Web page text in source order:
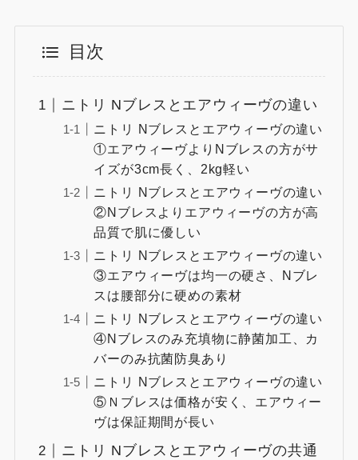
目次
ニトリ Nブレスとエアウィーヴの違い
ニトリ Nブレスとエアウィーヴの違い
①エアウィーヴよりNブレスの方がサ
イズが3cm長く、2kg軽い
ニトリ Nブレスとエアウィーヴの違い
②Nブレスよりエアウィーヴの方が高
品質で肌に優しい
ニトリ Nブレスとエアウィーヴの違い
③エアウィーヴは均一の硬さ、Nブレ
スは腰部分に硬めの素材
ニトリ Nブレスとエアウィーヴの違い
④Nブレスのみ充填物に静菌加工、カ
バーのみ抗菌防臭あり
ニトリ Nブレスとエアウィーヴの違い
⑤Ｎブレスは価格が安く、エアウィー
ヴは保証期間が長い
ニトリ Nブレスとエアウィーヴの共通